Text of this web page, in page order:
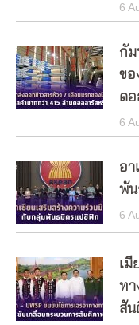
6
กัม
ขอ
ดอ
6
อา
พัน
6
เมี
ทา
สั